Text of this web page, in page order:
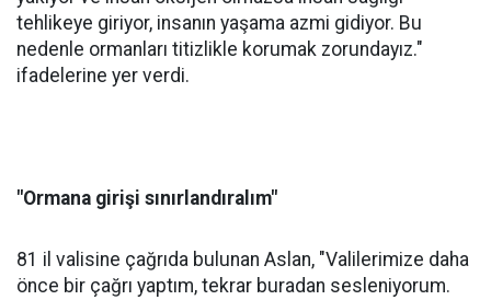
tehlikeye giriyor, insanın yaşama azmi gidiyor. Bu
nedenle ormanları titizlikle korumak zorundayız."
ifadelerine yer verdi.
"Ormana girişi sınırlandıralım"
81 il valisine çağrıda bulunan Aslan, "Valilerimize daha
önce bir çağrı yaptım, tekrar buradan sesleniyorum.